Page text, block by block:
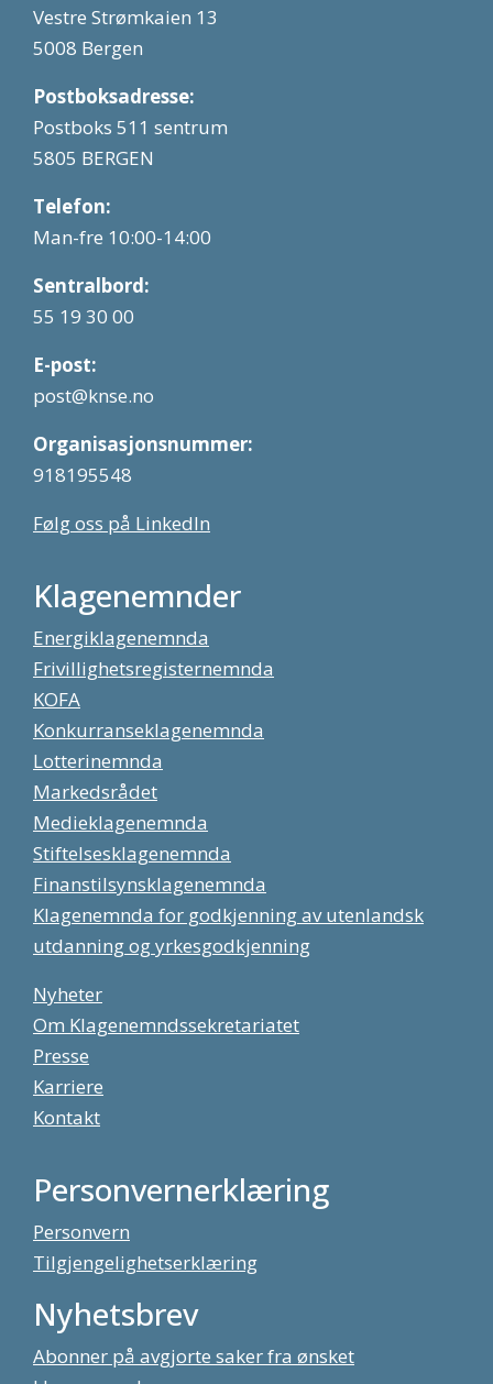
Vestre Strømkaien 13
5008 Bergen
Postboksadresse:
Postboks 511 sentrum
5805 BERGEN
Telefon:
Man-fre 10:00-14:00
Sentralbord:
55 19 30 00
E-post:
post@knse.no
Organisasjonsnummer:
918195548
Følg oss på LinkedIn
Klagenemnder
Energiklagenemnda
Frivillighetsregisternemnda
KOFA
Konkurranseklagenemnda
Lotterinemnda
Markedsrådet
Medieklagenemnda
Stiftelsesklagenemnda
Finanstilsynsklagenemnda
Klagenemnda for godkjenning av utenlandsk
utdanning og yrkesgodkjenning
Nyheter
Om Klagenemndssekretariatet
Presse
Karriere
Kontakt
Personvernerklæring
Personvern
Tilgjengelighetserklæring
Nyhetsbrev
Abonner på avgjorte saker fra ønsket